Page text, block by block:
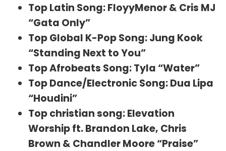
Top Latin Song: FloyyMenor & Cris MJ
“Gata Only”
Top Global K-Pop Song: Jung Kook
“Standing Next to You”
Top Afrobeats Song: Tyla “Water”
Top Dance/Electronic Song: Dua Lipa
“Houdini”
Top christian song: Elevation
Worship ft. Brandon Lake, Chris
Brown & Chandler Moore “Praise”